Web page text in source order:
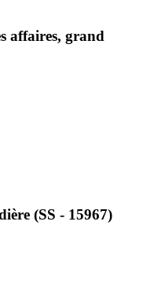
affaires, grand
(SS - 15967)